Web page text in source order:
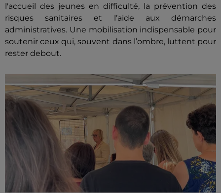
l'accueil des jeunes en difficulté, la prévention des
risques sanitaires et l’aide aux démarches
administratives. Une mobilisation indispensable pour
soutenir ceux qui, souvent dans l’ombre, luttent pour
rester debout.